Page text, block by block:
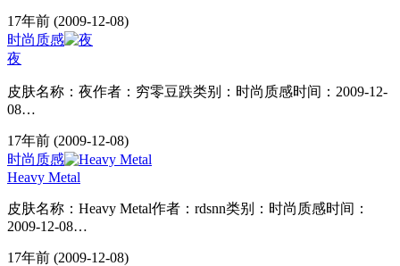
17年前 (2009-12-08)
时尚质感
夜
皮肤名称：夜作者：穷零豆跌类别：时尚质感时间：2009-12-
08…
17年前 (2009-12-08)
时尚质感
Heavy Metal
皮肤名称：Heavy Metal作者：rdsnn类别：时尚质感时间：
2009-12-08…
17年前 (2009-12-08)